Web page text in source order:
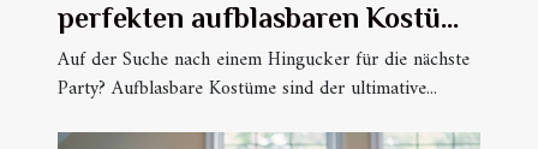
perfekten aufblasbaren Kostüms
für jede Party
Auf der Suche nach einem Hingucker für die nächste
Party? Aufblasbare Kostüme sind der ultimative...